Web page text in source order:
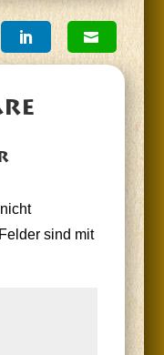
sind mit